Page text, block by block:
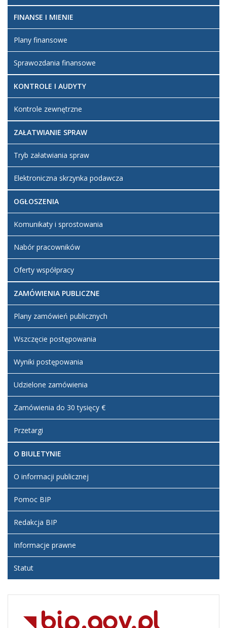
FINANSE I MIENIE
Plany finansowe
Sprawozdania finansowe
KONTROLE I AUDYTY
Kontrole zewnętrzne
ZAŁATWIANIE SPRAW
Tryb załatwiania spraw
Elektroniczna skrzynka podawcza
OGŁOSZENIA
Komunikaty i sprostowania
Nabór pracowników
Oferty współpracy
ZAMÓWIENIA PUBLICZNE
Plany zamówień publicznych
Wszczęcie postępowania
Wyniki postępowania
Udzielone zamówienia
Zamówienia do 30 tysięcy €
Przetargi
O BIULETYNIE
O informacji publicznej
Pomoc BIP
Redakcja BIP
Informacje prawne
Statut